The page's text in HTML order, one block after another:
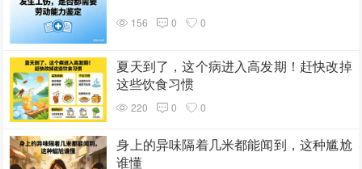
156 0 0
夏天到了，这个病进入高发期！赶快改掉
这些饮食习惯
220 0 0
身上的异味隔着几米都能闻到，这种尴尬
谁懂